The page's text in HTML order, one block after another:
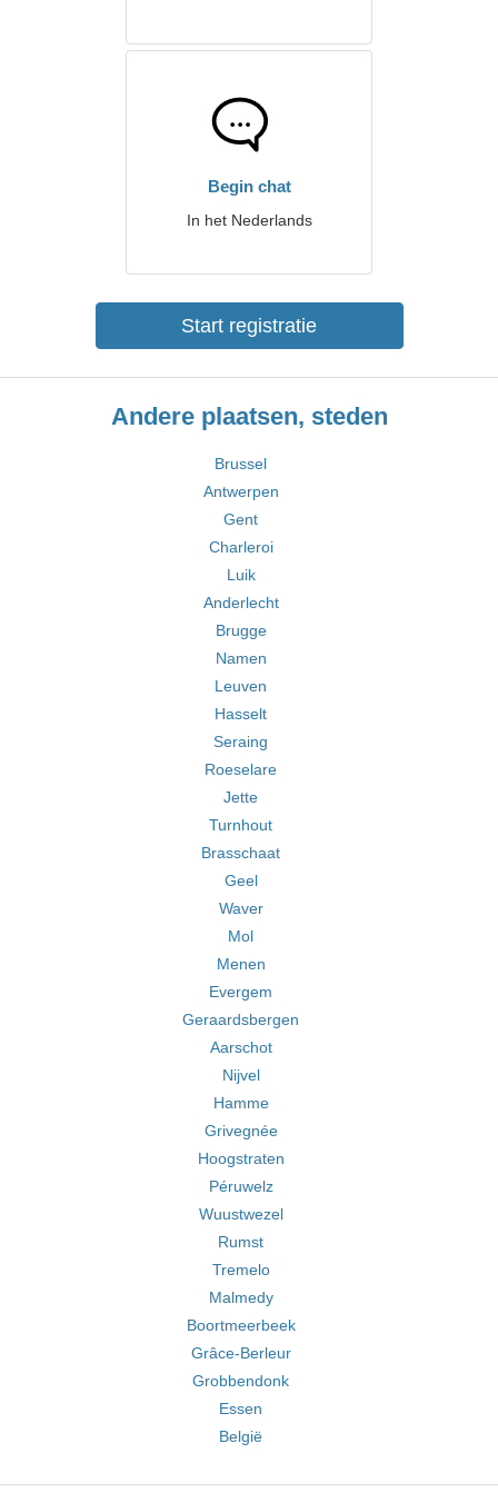
Begin chat
In het Nederlands
Start registratie
Andere plaatsen, steden
Brussel
Antwerpen
Gent
Charleroi
Luik
Anderlecht
Brugge
Namen
Leuven
Hasselt
Seraing
Roeselare
Jette
Turnhout
Brasschaat
Geel
Waver
Mol
Menen
Evergem
Geraardsbergen
Aarschot
Nijvel
Hamme
Grivegnée
Hoogstraten
Péruwelz
Wuustwezel
Rumst
Tremelo
Malmedy
Boortmeerbeek
Grâce-Berleur
Grobbendonk
Essen
België